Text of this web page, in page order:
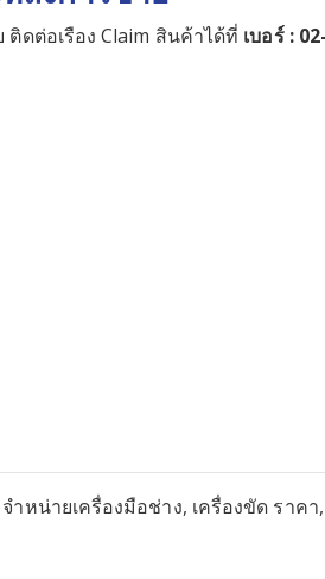
ดต่อเรือง Claim สินค้าได้ที่ เบอร์ :
ำหน่ายเครื่องมือช่าง, เครื่องขัด ราคา